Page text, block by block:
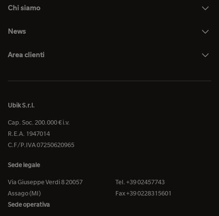
Chi siamo
News
Area clienti
Ubik S.r.l.
Cap. Soc. 200.000 € i.v.
R.E.A. 1947014
C.F/P.IVA 07250620965
Sede legale
Via Giuseppe Verdi 8 20057
Assago (MI)
Tel. +39 02457743
Fax +39 0228315601
Sede operativa